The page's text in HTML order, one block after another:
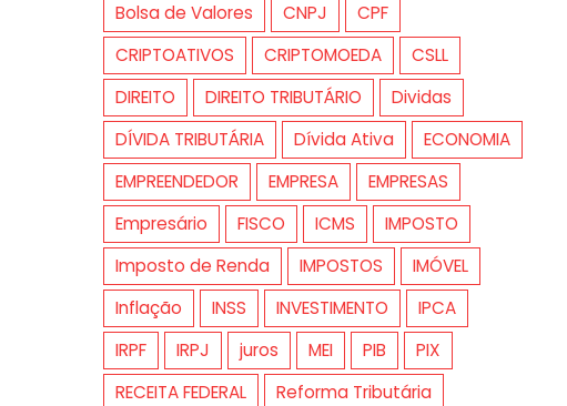
Bolsa de Valores
CNPJ
CPF
CRIPTOATIVOS
CRIPTOMOEDA
CSLL
DIREITO
DIREITO TRIBUTÁRIO
Dividas
DÍVIDA TRIBUTÁRIA
Dívida Ativa
ECONOMIA
EMPREENDEDOR
EMPRESA
EMPRESAS
Empresário
FISCO ICMS
IMPOSTO
Imposto de Renda
IMPOSTOS
IMÓVEL
Inflação
INSS INVESTIMENTO
IPCA
IRPF
IRPJ juros MEI PIB
PIX
RECEITA FEDERAL
Reforma Tributária